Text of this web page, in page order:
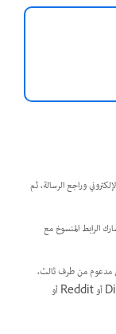
وراجع الرسالة، ثم
الرابط المنسوخ مع
مدعوم من طرف ثالث،
مثل WhatsApp أو GroupMe أو Discord أو Reddit أو